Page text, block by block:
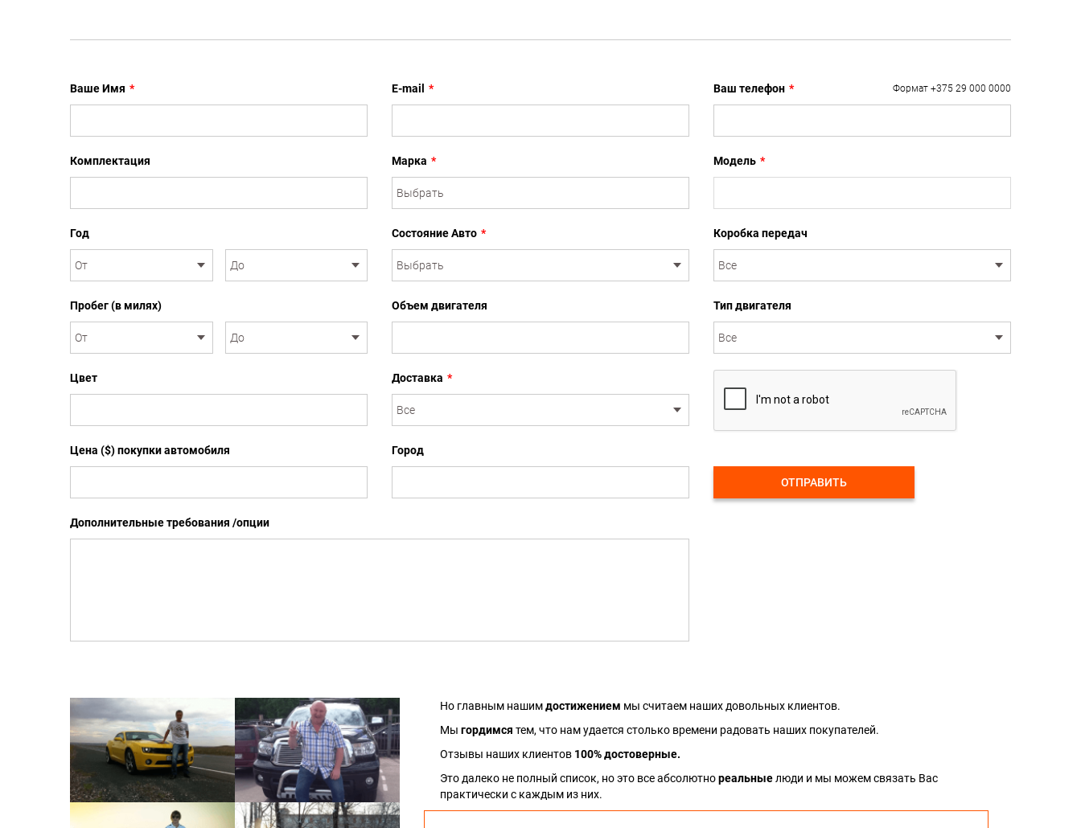
Ваше Имя *
Комплектация
Год
Пробег (в милях)
Цвет
Цена ($) покупки автомобиля
Дополнительные требования /опции
E-mail *
Марка *
Состояние Авто *
Объем двигателя
Доставка *
Город
Ваш телефон * Формат +375 29 000 0000
Модель *
Коробка передач
Тип двигателя
ОТПРАВИТЬ
Но главным нашимдостижением мы считаем наших довольных клиентов.
Мы гордимся тем, что нам удается столько времени радовать наших покупателей.
Отзывы наших клиентов 100% достоверные.
Это далеко не полный список, но это все абсолютнореальныелюди и мы можем связать Вас
практически с каждым из них.